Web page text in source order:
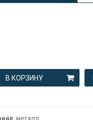
В КОРЗИНУ
: металл